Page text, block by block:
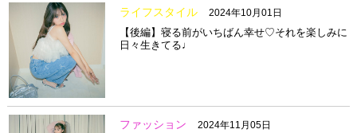
ライフスタイル 2024年10月01日
【後編】寝る前がいちばん幸せ♡それを楽しみに
日々生きてる♩
ファッション 2024年11月05日